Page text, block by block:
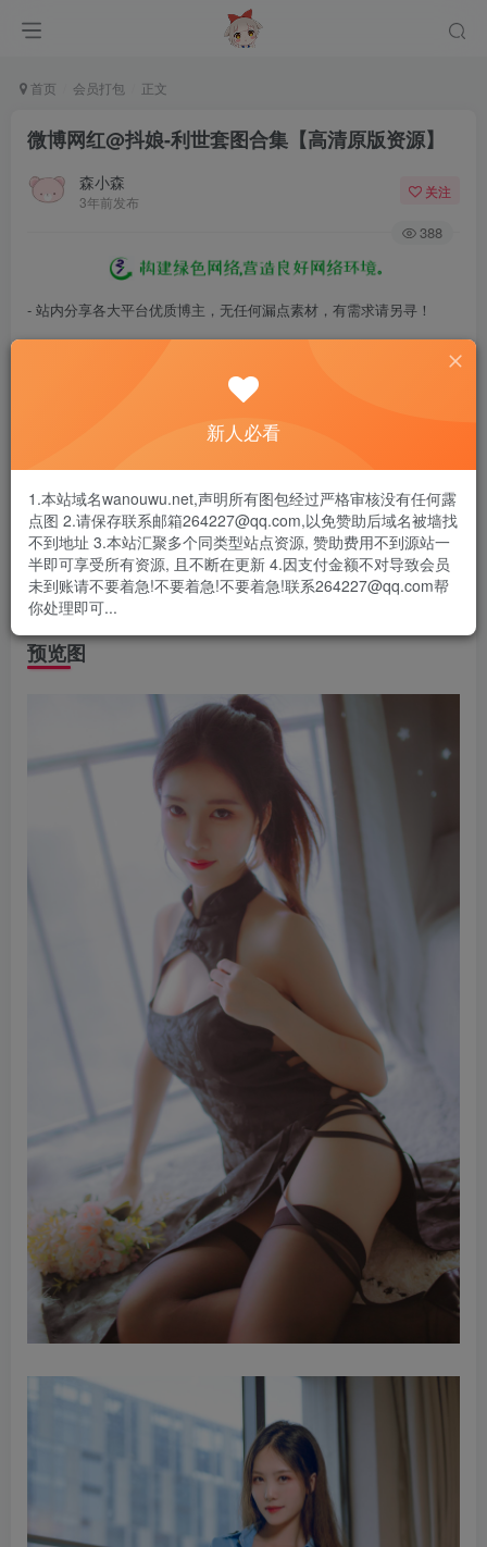
首页 会员打包 正文
微博网红@抖娘-利世套图合集【高清原版资源】
森小森
3年前发布
关注
388
- 站内分享各大平台优质博主，无任何漏点素材，有需求请另寻！
- 百度网盘提示提取码错误，请更换浏览器重试，这是百度网盘版本问
- 遇见解压密码不对、无法解压，请查看
- 资源失效/充值未到账/账号解禁...等问题请《提交工单》
微博网红小姐姐，近期很多，各个都很漂亮，@抖娘-利世小
姐姐可以说是相当的漂亮，美若天仙。
青檬酱吐血将其分享给各位老司机们，喜欢请赠藏哦！
微博 @抖娘-利世
预览图
新人必看
1.本站域名wanouwu.net,声明所有图包经过严格审核没有任何露
点图 2.请保存联系邮箱264227@qq.com,以免赞助后域名被墙找
不到地址 3.本站汇聚多个同类型站点资源, 赞助费用不到源站一
半即可享受所有资源, 且不断在更新 4.因支付金额不对导致会员
未到账请不要着急!不要着急!不要着急!联系264227@qq.com帮
你处理即可...